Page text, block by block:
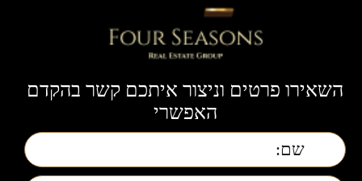
השאירו פרטים וניצור איתכם קשר בהקדם
האפשרי